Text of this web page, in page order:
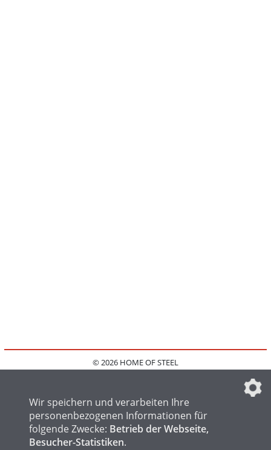
© 2026 HOME OF STEEL
IMPRESSUM
FAQ
DATENSCHUTZEINSTELLUNGEN
Wir speichern und verarbeiten Ihre
personenbezogenen Informationen für
folgende Zwecke: Betrieb der Webseite,
Besucher-Statistiken.